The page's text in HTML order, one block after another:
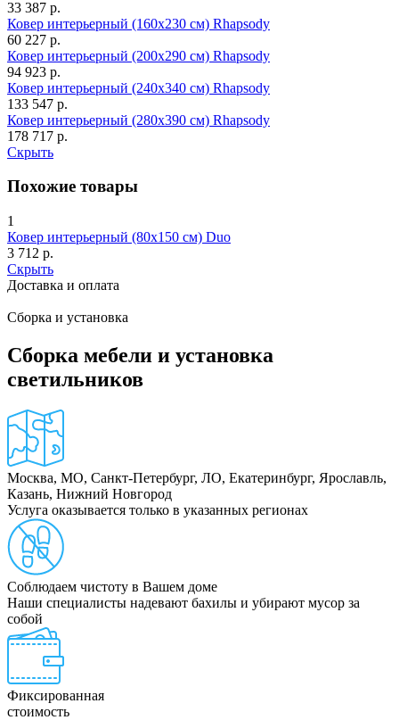
33 387 р.
Ковер интерьерный (160x230 см) Rhapsody
60 227 р.
Ковер интерьерный (200x290 см) Rhapsody
94 923 р.
Ковер интерьерный (240x340 см) Rhapsody
133 547 р.
Ковер интерьерный (280x390 см) Rhapsody
178 717 р.
Скрыть
Похожие товары
1
Ковер интерьерный (80x150 см) Duo
3 712 р.
Скрыть
Доставка и оплата
Сборка и установка
Сборка мебели и установка
светильников
Москва, МО, Санкт-Петербург, ЛО, Екатеринбург, Ярославль,
Казань, Нижний Новгород
Услуга оказывается только в указанных регионах
Соблюдаем чистоту в Вашем доме
Наши специалисты надевают бахилы и убирают мусор за
собой
Фиксированная
стоимость